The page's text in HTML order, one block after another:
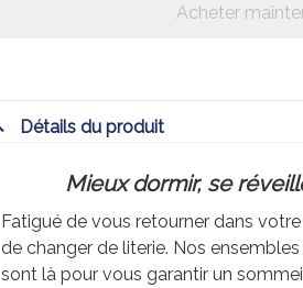
Acheter
Détails du produit
Mieux dormir, se
Fatigué de vous retourner dans
de changer de literie. Nos
sont là pour vous garantir un